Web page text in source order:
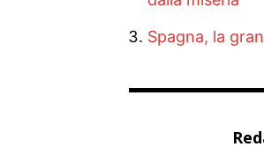
Spagna, la